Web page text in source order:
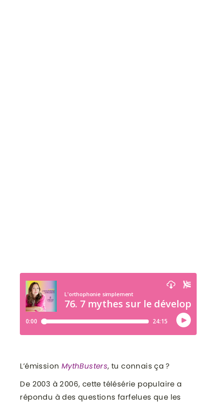
L’émission MythBusters, tu connais ça ?
De 2003 à 2006, cette télésérie populaire a
répondu à des questions farfelues que les